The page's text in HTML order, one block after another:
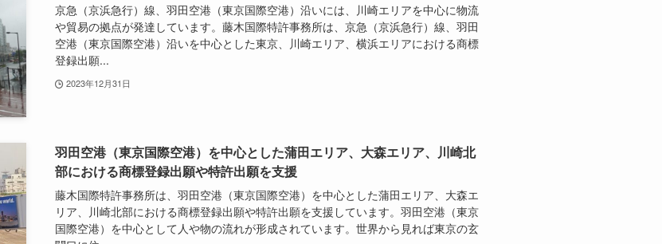
京急（京浜急行）線、羽田空港（東京国際空港）沿いには、川崎エリアを中心に物流
や貿易の拠点が発達しています。藤木国際特許事務所は、京急（京浜急行）線、羽田
空港（東京国際空港）沿いを中心とした東京、川崎エリア、横浜エリアにおける商標
登録出願...
2023年12月31日
羽田空港（東京国際空港）を中心とした蒲田エリア、大森エリア、川崎北
部における商標登録出願や特許出願を支援
藤木国際特許事務所は、羽田空港（東京国際空港）を中心とした蒲田エリア、大森エ
リア、川崎北部における商標登録出願や特許出願を支援しています。羽田空港（東京
国際空港）を中心として人や物の流れが形成されています。世界から見れば東京の玄